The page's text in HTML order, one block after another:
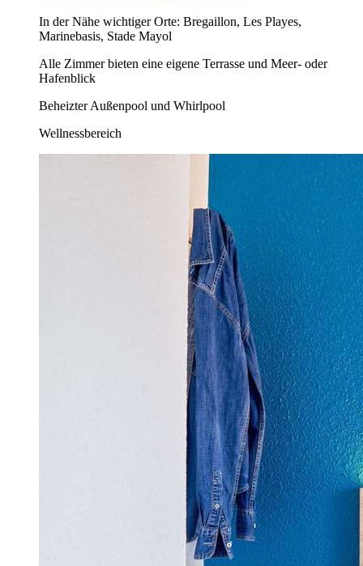
In der Nähe wichtiger Orte: Bregaillon, Les Playes,
Marinebasis, Stade Mayol
Alle Zimmer bieten eine eigene Terrasse und Meer- oder
Hafenblick
Beheizter Außenpool und Whirlpool
Wellnessbereich